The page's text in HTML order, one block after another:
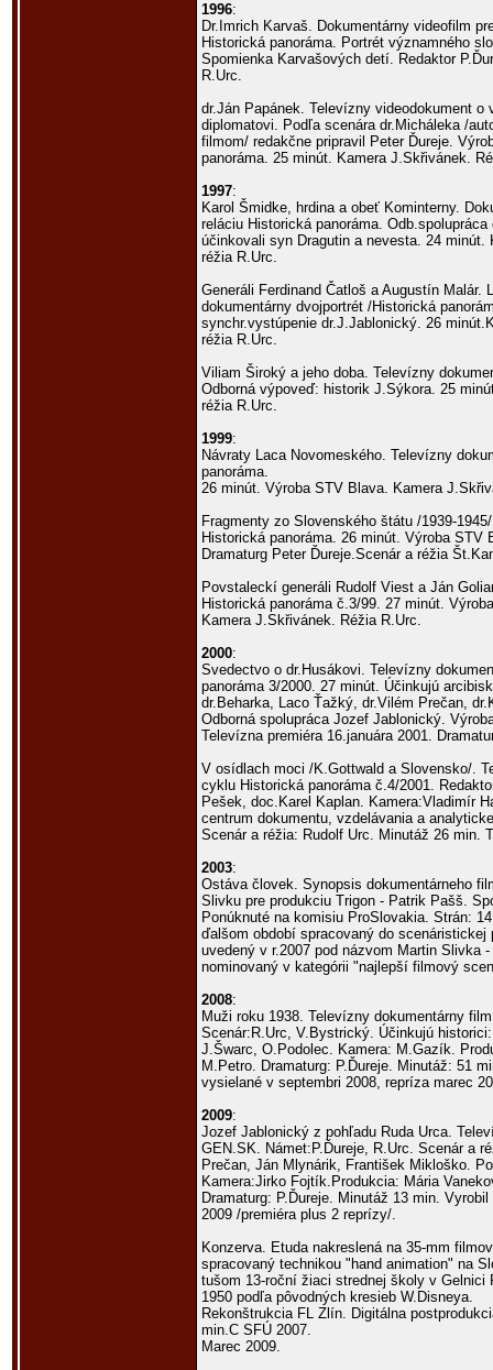
1996:
Dr.Imrich Karvaš. Dokumentárny videofilm
Historická panoráma. Portrét významného
Spomienka Karvašových detí. Redaktor
R.Urc.
dr.Ján Papánek. Televízny videodokument o
diplomatovi. Podľa scenára dr.Micháleka /
filmom/ redakčne pripravil Peter Ďureje.
panoráma. 25 minút. Kamera J.Skřivánek.
1997:
Karol Šmidke, hrdina a obeť Kominterny.
reláciu Historická panoráma.
účinkovali syn Dragutin a nevesta. 24 minút.
réžia R.Urc.
Generáli Ferdinand Čatloš a Augustín Malár.
dokumentárny dvojportrét /Historická
synchr.vystúpenie dr.J.Jablonický. 26
réžia R.Urc.
Viliam Široký a jeho doba. Televízny
Odborná výpoveď: historik J.Sýkora. 25
réžia R.Urc.
1999:
Návraty Laca Novomeského. Televízny
panoráma.
26 minút. Výroba STV Blava. Kamera
Fragmenty zo Slovenského štátu /1939-
Historická panoráma. 26 minút. Výroba STV
Dramaturg Peter Ďureje.Scenár a réžia
Povstaleckí generáli Rudolf Viest a Ján
Historická panoráma č.3/99. 27 minút.
Kamera J.Skřivánek. Réžia R.Urc.
2000:
Svedectvo o dr.Husákovi. Televízny
panoráma 3/2000. 27 minút. Účinkujú
dr.Beharka, Laco Ťažký, dr.Vilém Prečan,
Odborná spolupráca Jozef Jablonický.
Televízna premiéra 16.januára 2001.
V osídlach moci /K.Gottwald a Slovensko/.
cyklu Historická panoráma č.4/2001.
Pešek, doc.Karel Kaplan. Kamera:Vladimír
centrum dokumentu, vzdelávania a
Scenár a réžia: Rudolf Urc. Minutáž 26 min.
2003:
Ostáva človek. Synopsis dokumentárneho
Slivku pre produkciu Trigon - Patrik Pašš.
Ponúknuté na komisiu ProSlovakia. Strán:
ďalšom období spracovaný do
uvedený v r.2007 pod názvom Martin Slivka
nominovaný v kategórii "najlepší filmový
2008:
Muži roku 1938. Televízny dokumentárny
Scenár:R.Urc, V.Bystrický. Účinkujú
J.Šwarc, O.Podolec. Kamera: M.Gazík.
M.Petro. Dramaturg: P.Ďureje. Minutáž: 51
vysielané v septembri 2008, repríza marec
2009:
Jozef Jablonický z pohľadu Ruda Urca.
GEN.SK. Námet:P.Ďureje, R.Urc. Scenár a
Prečan, Ján Mlynárik, František Mikloško.
Kamera:Jirko Fojtík.Produkcia: Mária
Dramaturg: P.Ďureje. Minutáž 13 min.
2009 /premiéra plus 2 reprízy/.
Konzerva. Etuda nakreslená na 35-mm
spracovaný technikou "hand animation" na
tušom 13-roční žiaci strednej školy v Gelnici
1950 podľa pôvodných kresieb W.Disneya.
Rekonštrukcia FL Zlín. Digitálna
min.C SFÚ 2007.
Marec 2009.